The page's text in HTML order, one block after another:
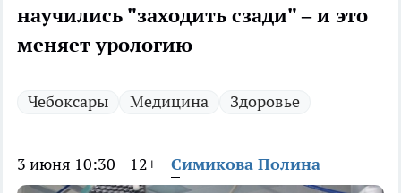
научились "заходить сзади" – и это
меняет урологию
Чебоксары Медицина Здоровье
3 июня 10:30 12+ Симикова Полина